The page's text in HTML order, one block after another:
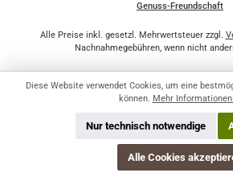
Genuss-Freundschaft
Alle Preise inkl. gesetzl. Mehrwertsteuer zzgl.
Nachnahmegebühren, wenn nicht
Diese Website verwendet Cookies, um eine
können. Mehr Informationen
Nur technisch notwendige
Alle Cookies